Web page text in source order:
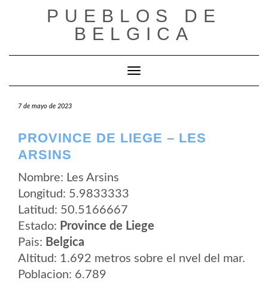
PUEBLOS DE
BELGICA
Cambiar modo de navegación
7 de mayo de 2023
PROVINCE DE LIEGE – LES
ARSINS
Nombre: Les Arsins
Longitud: 5.9833333
Latitud: 50.5166667
Estado: Province de Liege
Pais: Belgica
Altitud: 1.692 metros sobre el nvel del mar.
Poblacion: 6.789